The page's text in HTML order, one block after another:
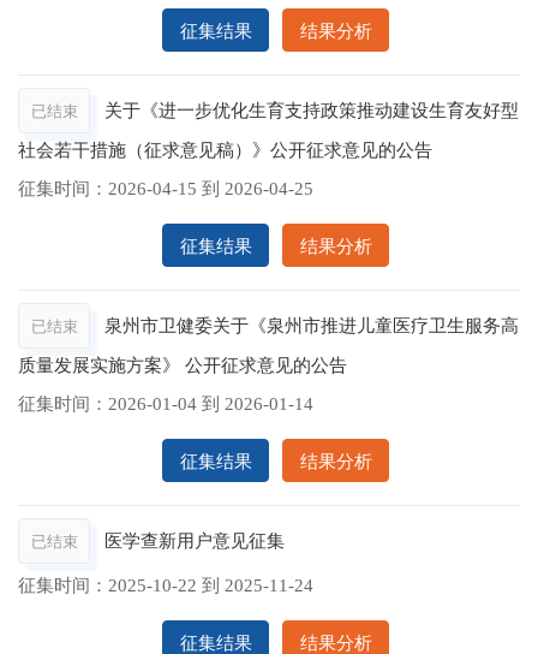
征集结果 结果分析
已结束
关于《进一步优化生育支持政策推动建设生育友好型
社会若干措施（征求意见稿）》公开征求意见的公告
征集时间： 2026-04-15 到 2026-04-25
征集结果 结果分析
已结束
泉州市卫健委关于《泉州市推进儿童医疗卫生服务高
质量发展实施方案》 公开征求意见的公告
征集时间： 2026-01-04 到 2026-01-14
征集结果 结果分析
已结束 医学查新用户意见征集
征集时间： 2025-10-22 到 2025-11-24
征集结果 结果分析